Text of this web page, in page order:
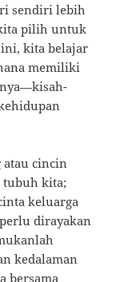
sendiri lebih
pilih untuk
kita belajar
memiliki
atau cincin
tubuh kita;
keluarga
dirayakan
kedalaman
bersama